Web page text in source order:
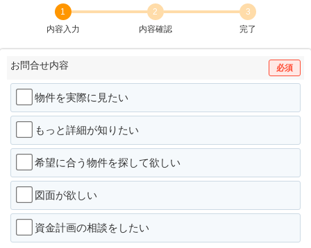
1
内容入力
2
内容確認
3
完了
お問合せ内容 必須
物件を実際に見たい
もっと詳細が知りたい
希望に合う物件を探して欲しい
図面が欲しい
資金計画の相談をしたい